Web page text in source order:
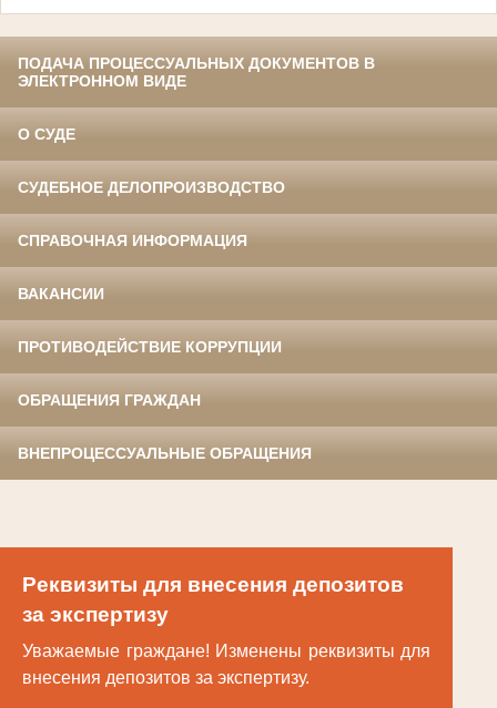
ПОДАЧА ПРОЦЕССУАЛЬНЫХ ДОКУМЕНТОВ В
ЭЛЕКТРОННОМ ВИДЕ
О СУДЕ
СУДЕБНОЕ ДЕЛОПРОИЗВОДСТВО
СПРАВОЧНАЯ ИНФОРМАЦИЯ
ВАКАНСИИ
ПРОТИВОДЕЙСТВИЕ КОРРУПЦИИ
ОБРАЩЕНИЯ ГРАЖДАН
ВНЕПРОЦЕССУАЛЬНЫЕ ОБРАЩЕНИЯ
Реквизиты для внесения депозитов
за экспертизу
Уважаемые граждане! Изменены реквизиты для
внесения депозитов за экспертизу.